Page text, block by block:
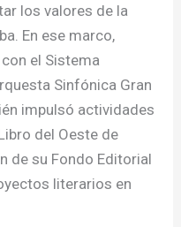
los valores de la
En ese marco,
el Sistema
Sinfónica Gran
impulsó actividades
del Oeste de
de su Fondo Editorial
literarios en